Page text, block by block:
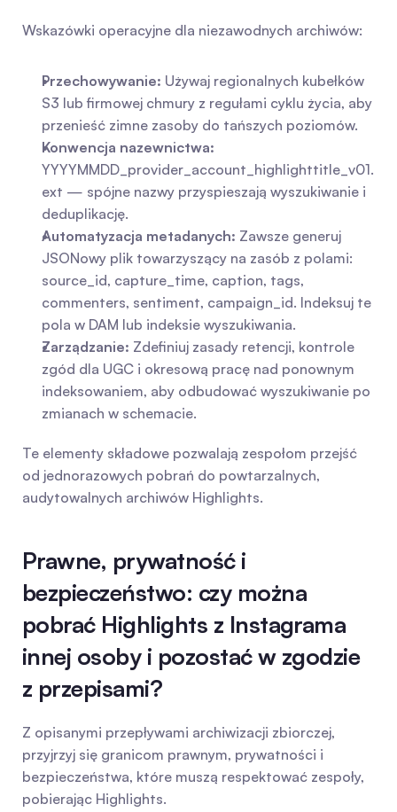
Wskazówki operacyjne dla niezawodnych archiwów:
Przechowywanie: Używaj regionalnych kubełków
S3 lub firmowej chmury z regułami cyklu życia, aby
przenieść zimne zasoby do tańszych poziomów.
Konwencja nazewnictwa:
YYYYMMDD_provider_account_highlighttitle_v01.
ext — spójne nazwy przyspieszają wyszukiwanie i
deduplikację.
Automatyzacja metadanych: Zawsze generuj
JSONowy plik towarzyszący na zasób z polami:
source_id, capture_time, caption, tags,
commenters, sentiment, campaign_id. Indeksuj te
pola w DAM lub indeksie wyszukiwania.
Zarządzanie: Zdefiniuj zasady retencji, kontrole
zgód dla UGC i okresową pracę nad ponownym
indeksowaniem, aby odbudować wyszukiwanie po
zmianach w schemacie.
Te elementy składowe pozwalają zespołom przejść
od jednorazowych pobrań do powtarzalnych,
audytowalnych archiwów Highlights.
Prawne, prywatność i
bezpieczeństwo: czy można
pobrać Highlights z Instagrama
innej osoby i pozostać w zgodzie
z przepisami?
Z opisanymi przepływami archiwizacji zbiorczej,
przyjrzyj się granicom prawnym, prywatności i
bezpieczeństwa, które muszą respektować zespoły,
pobierając Highlights.